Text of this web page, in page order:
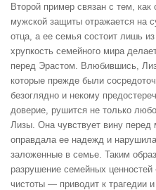
Второй пример связан с тем, как
мужской защиты отражается на
отца, а ее семья состоит лишь
хрупкость семейного мира
перед Эрастом. Влюбившись,
которые прежде были
безоглядно и некому
доверие, рушится не только
Лизы. Она чувствует вину
оправдала ее надежд и
заложенные в семье. Таким
разрушение семейных ценностей
чистоты — приводит к трагедии